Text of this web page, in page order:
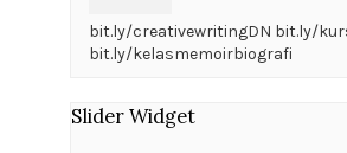
bit.ly/creativewritingDN bit.ly/
bit.ly/kelasmemoirbiografi
Slider Widget